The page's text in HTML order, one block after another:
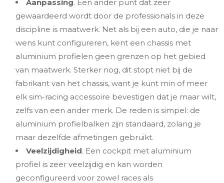
Aanpassing. Een ander punt dat zeer
gewaardeerd wordt door de professionals in deze
discipline is maatwerk. Net als bij een auto, die je naar
wens kunt configureren, kent een chassis met
aluminium profielen geen grenzen op het gebied
van maatwerk. Sterker nog, dit stopt niet bij de
fabrikant van het chassis, want je kunt min of meer
elk sim-racing accessoire bevestigen dat je maar wilt,
zelfs van een ander merk. De reden is simpel: de
aluminium profielbalken zijn standaard, zolang je
maar dezelfde afmetingen gebruikt.
Veelzijdigheid. Een cockpit met aluminium
profiel is zeer veelzijdig en kan worden
geconfigureerd voor zowel races als